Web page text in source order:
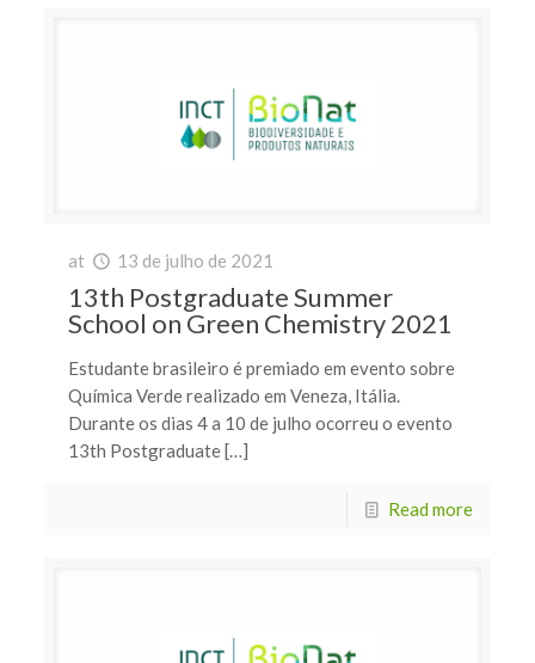
at 13 de julho de 2021
13th Postgraduate Summer
School on Green Chemistry 2021
Estudante brasileiro é premiado em evento sobre
Química Verde realizado em Veneza, Itália.
Durante os dias 4 a 10 de julho ocorreu o evento
13th Postgraduate […]
Read more